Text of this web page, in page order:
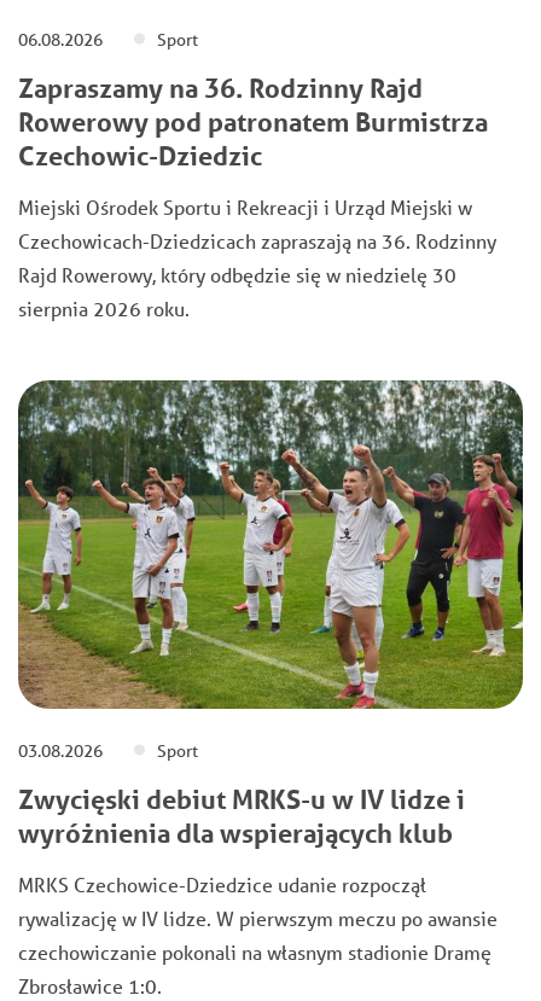
06.08.2026 Sport
Zapraszamy na 36. Rodzinny Rajd
Rowerowy pod patronatem Burmistrza
Czechowic-Dziedzic
Miejski Ośrodek Sportu i Rekreacji i Urząd Miejski w
Czechowicach-Dziedzicach zapraszają na 36. Rodzinny
Rajd Rowerowy, który odbędzie się w niedzielę 30
sierpnia 2026 roku.
03.08.2026 Sport
Zwycięski debiut MRKS-u w IV lidze i
wyróżnienia dla wspierających klub
MRKS Czechowice-Dziedzice udanie rozpoczął
rywalizację w IV lidze. W pierwszym meczu po awansie
czechowiczanie pokonali na własnym stadionie Dramę
Zbrosławice 1:0.